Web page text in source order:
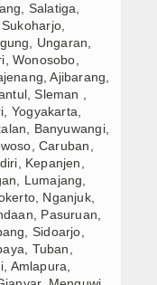
Salatiga,
Ungaran,
Wonosobo,
Ajibarang,
Sleman ,
Yogyakarta,
Banyuwangi,
Caruban,
Kepanjen,
Lumajang,
Nganjuk,
Pasuruan,
Sidoarjo,
Tuban,
Amlapura,